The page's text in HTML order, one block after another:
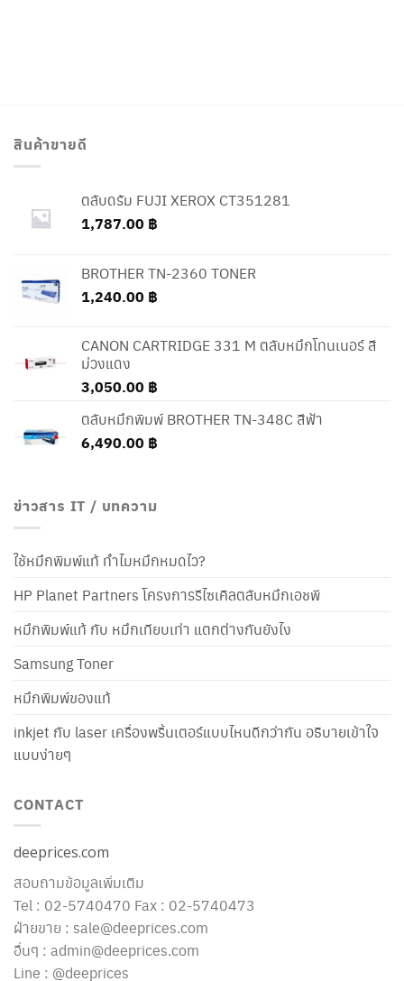
สินค้าขายดี
ตลับดรัม FUJI XEROX CT351281
1,787.00 ฿
BROTHER TN-2360 TONER
1,240.00 ฿
CANON CARTRIDGE 331 M ตลับหมึกโทนเนอร์ สี
ม่วงแดง
3,050.00 ฿
ตลับหมึกพิมพ์ BROTHER TN-348C สีฟ้า
6,490.00 ฿
ข่าวสาร IT / บทความ
ใช้หมึกพิมพ์แท้ ทำไมหมึกหมดไว?
HP Planet Partners โครงการรีไซเคิลตลับหมึกเอชพี
หมึกพิมพ์แท้ กับ หมึกเทียบเท่า แตกต่างกันยังไง
Samsung Toner
หมึกพิมพ์ของแท้
inkjet กับ laser เครื่องพริ้นเตอร์แบบไหนดีกว่ากัน อธิบายเข้าใจ
แบบง่ายๆ
CONTACT
deeprices.com
สอบถามข้อมูลเพิ่มเติม
Tel : 02-5740470 Fax : 02-5740473
ฝ่ายขาย : sale@deeprices.com
อื่นๆ : admin@deeprices.com
Line : @deeprices